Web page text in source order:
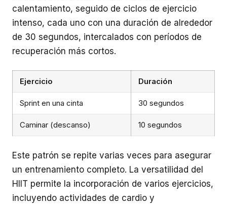
calentamiento, seguido de ciclos de ejercicio
intenso, cada uno con una duración de alrededor
de 30 segundos, intercalados con períodos de
recuperación más cortos.
Ejercicio Duración
Sprint en una cinta 30 segundos
Caminar (descanso) 10 segundos
Este patrón se repite varias veces para asegurar
un entrenamiento completo. La versatilidad del
HIIT permite la incorporación de varios ejercicios,
incluyendo actividades de cardio y